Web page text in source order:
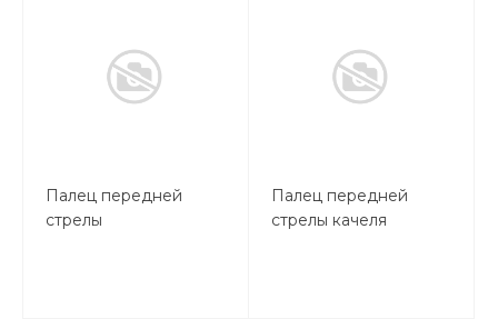
Палец передней
стрелы
Палец передней
стрелы качеля